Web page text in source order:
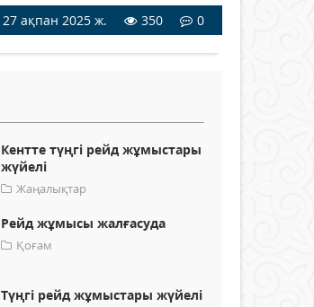
27 ақпан 2025 ж. 350 0
Кентте түңгі рейд жұмыстары
жүйелі
Жаңалықтар
Рейд жұмысы жалғасуда
Қоғам
Түңгі рейд жұмыстары жүйелі